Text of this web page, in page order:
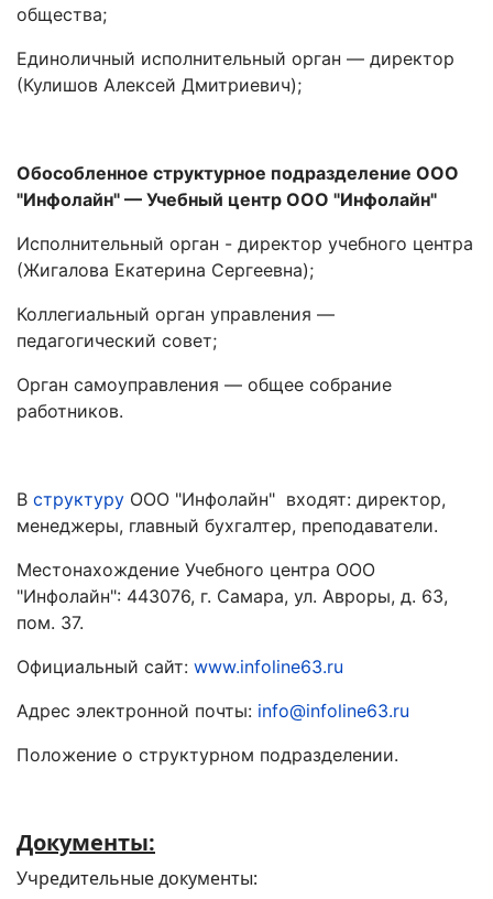
общества;
Единоличный исполнительный орган — директор
(Кулишов Алексей Дмитриевич);
Обособленное структурное подразделение ООО
"Инфолайн" — Учебный центр ООО "Инфолайн"
Исполнительный орган - директор учебного центра
(Жигалова Екатерина Сергеевна);
Коллегиальный орган управления —
педагогический совет;
Орган самоуправления — общее собрание
работников.
В структуру ООО "Инфолайн" входят: директор,
менеджеры, главный бухгалтер, преподаватели.
Местонахождение Учебного центра ООО
"Инфолайн": 443076, г. Самара, ул. Авроры, д. 63,
пом. 37.
Официальный сайт: www.infoline63.ru
Адрес электронной почты: info@infoline63.ru
Положение о структурном подразделении.
Документы:
Учредительные документы: